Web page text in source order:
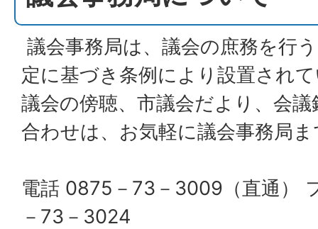
議会事務局は、議会の庶務を行
定に基づき条例により設置され
議会の傍聴、市議会だより、会
合わせは、お気軽に議会事務局
電話 0875－73－3009（直通）
－73－3024